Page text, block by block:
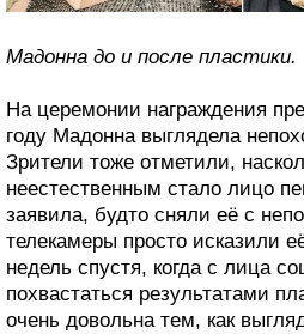
Мадонна до и после пластики.
На церемонии награждения
году Мадонна выглядела
Зрители тоже отметили,
неестественным стало лицо
заявила, будто сняли её с
телекамеры просто исказили
недель спустя, когда с лица
похвастаться результатами
очень довольна тем, как